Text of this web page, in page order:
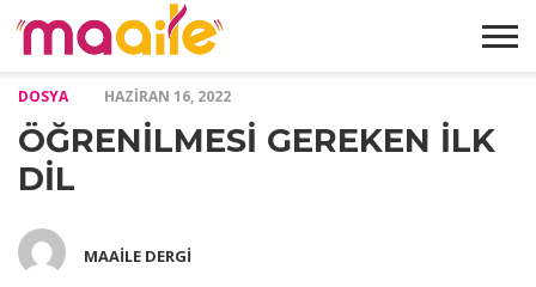
HAKKIMIZDA
MAKALELER
ABONELIK
FORMU
DOSYA HAZIRAN 16, 2022
ÖĞRENİLMESİ GEREKEN İLK
DİL
MAAILE DERGI